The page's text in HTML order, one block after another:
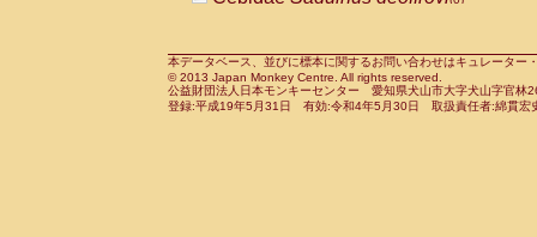
CercopithecidaePapio anubis(0)
CercopithecidaePapio cynocephalus
CercopithecidaePapio hamadryas(0)
CebidaeSaguinus leucopus(0)
CebidaeSaguinus midas(0)
Cebidae Saguinus mystax(0)
本データベース、並びに標本に関するお問い合わせはキュレータ
© 2013 Japan Monkey Centre. All rights reserved.
公益財団法人日本モンキーセンター 愛知県犬山市大字犬山字官
登録:平成19年5月31日 有効:令和4年5月30日 取扱責任者:綿貫宏